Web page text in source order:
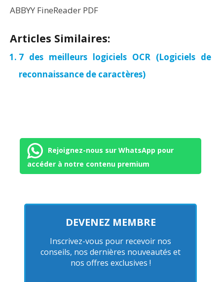
ABBYY FineReader PDF
Articles Similaires:
7 des meilleurs logiciels OCR (Logiciels de
reconnaissance de caractères)
Rejoignez-nous sur WhatsApp pour
accéder à notre contenu premium
DEVENEZ MEMBRE
Inscrivez-vous pour recevoir nos
conseils, nos dernières nouveautés et
nos offres exclusives !